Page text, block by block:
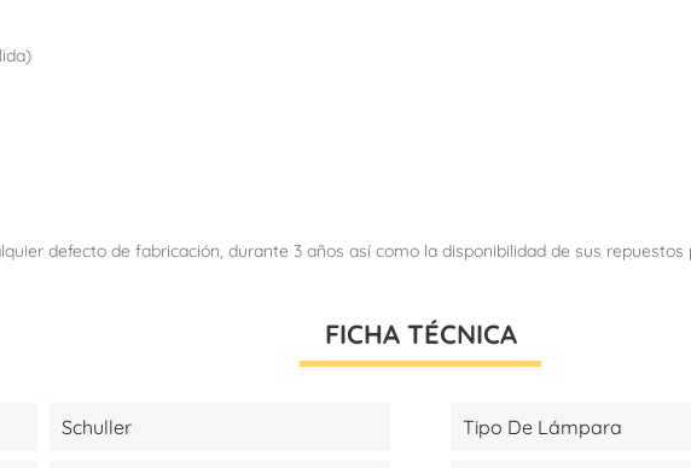
defecto de fabricación, durante 3 años así como la disponibilidad de sus
FICHA TÉCNICA
Schuller Tipo De Lámpara